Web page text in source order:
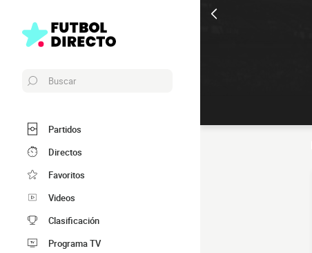
Buscar
Partidos
Directos
Favoritos
Videos
Clasificación
Programa TV